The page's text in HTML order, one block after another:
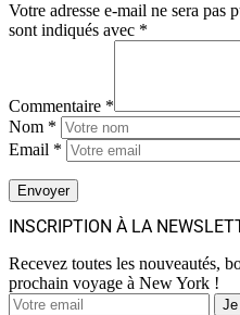
Votre adresse e-mail ne sera pas
sont indiqués avec *
Commentaire *
Nom *
Email *
INSCRIPTION À LA
Recevez toutes les nouveautés,
prochain voyage à New York !
Je